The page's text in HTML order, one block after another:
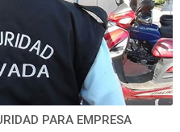
PARA EMPRESA